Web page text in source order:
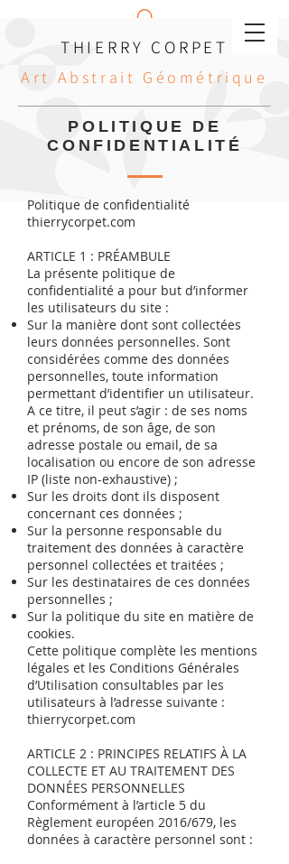
THIERRY CORPET
Art Abstrait Géométrique
POLITIQUE DE
CONFIDENTIALITÉ
Politique de confidentialité
thierrycorpet.com
ARTICLE 1 : PRÉAMBULE
La présente politique de
confidentialité a pour but d’informer
les utilisateurs du site :
Sur la manière dont sont collectées
leurs données personnelles. Sont
considérées comme des données
personnelles, toute information
permettant d’identifier un utilisateur.
A ce titre, il peut s’agir : de ses noms
et prénoms, de son âge, de son
adresse postale ou email, de sa
localisation ou encore de son adresse
IP (liste non-exhaustive) ;
Sur les droits dont ils disposent
concernant ces données ;
Sur la personne responsable du
traitement des données à caractère
personnel collectées et traitées ;
Sur les destinataires de ces données
personnelles ;
Sur la politique du site en matière de
cookies.
Cette politique complète les mentions
légales et les Conditions Générales
d’Utilisation consultables par les
utilisateurs à l’adresse suivante :
thierrycorpet.com
ARTICLE 2 : PRINCIPES RELATIFS À LA
COLLECTE ET AU TRAITEMENT DES
DONNÉES PERSONNELLES
Conformément à l’article 5 du
Règlement européen 2016/679, les
données à caractère personnel sont :